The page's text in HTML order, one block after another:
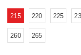
215 220 225
260 265